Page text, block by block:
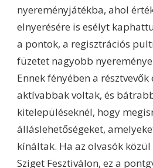
nyereményjátékba, ahol
elnyerésére is esélyt
a pontok, a regisztrációs
füzetet nagyobb
Ennek fényében a
aktívabbak voltak, és
kitelepüléseknél, hogy
álláslehetőségeket,
kínáltak. Ha az olvasók
Sziget Fesztiválon, ez a